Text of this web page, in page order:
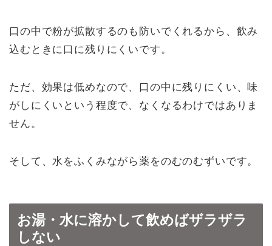
口の中で粉が拡散するのも防いでくれるから、飲み
込むときに口に残りにくいです。
ただ、効果は低めなので、口の中に残りにくい、味
がしにくいという程度で、なくなるわけではありま
せん。
そして、水をふくみながら薬をのむのむずいです。
お湯・水に溶かして飲めばザラザラ
しない